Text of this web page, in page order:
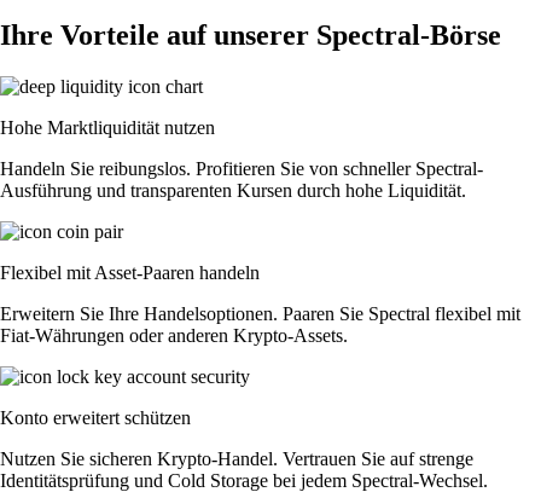
Ihre Vorteile auf unserer Spectral-Börse
Hohe Marktliquidität nutzen
Handeln Sie reibungslos. Profitieren Sie von schneller Spectral-
Ausführung und transparenten Kursen durch hohe Liquidität.
Flexibel mit Asset-Paaren handeln
Erweitern Sie Ihre Handelsoptionen. Paaren Sie Spectral flexibel mit
Fiat-Währungen oder anderen Krypto-Assets.
Konto erweitert schützen
Nutzen Sie sicheren Krypto-Handel. Vertrauen Sie auf strenge
Identitätsprüfung und Cold Storage bei jedem Spectral-Wechsel.